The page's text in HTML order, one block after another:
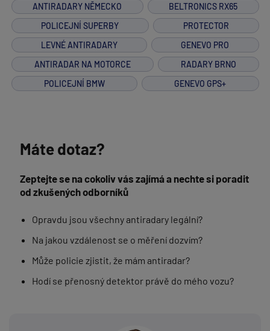
ANTIRADARY NĚMECKO
BELTRONICS RX65
POLICEJNÍ SUPERBY
PROTECTOR
LEVNÉ ANTIRADARY
GENEVO PRO
ANTIRADAR NA MOTORCE
RADARY BRNO
POLICEJNÍ BMW
GENEVO GPS+
Máte dotaz?
Zeptejte se na cokoliv vás zajímá a nechte si poradit
od zkušených odborníků
Opravdu jsou všechny antiradary legální?
Na jakou vzdálenost se o měření dozvím?
Může policie zjistit, že mám antiradar?
Hodí se přenosný detektor právě do mého vozu?